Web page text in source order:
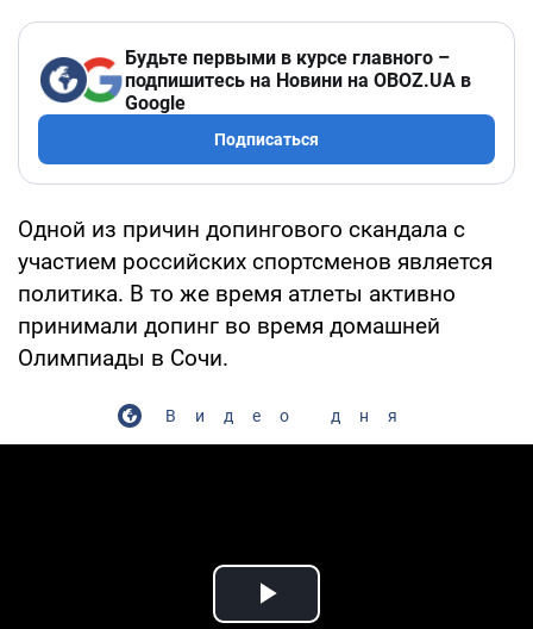
Будьте первыми в курсе главного –
подпишитесь на Новини на OBOZ.UA в
Google
Подписаться
Одной из причин допингового скандала с
участием российских спортсменов является
политика. В то же время атлеты активно
принимали допинг во время домашней
Олимпиады в Сочи.
Видео дня
Play Video